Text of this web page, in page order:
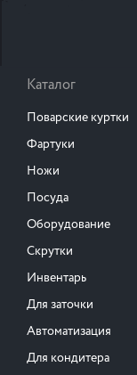
Каталог
Поварские куртки
Фартуки
Ножи
Посуда
Оборудование
Скрутки
Инвентарь
Для заточки
Автоматизация
Для кондитера